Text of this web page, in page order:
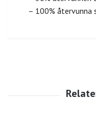
– 100% återvunna